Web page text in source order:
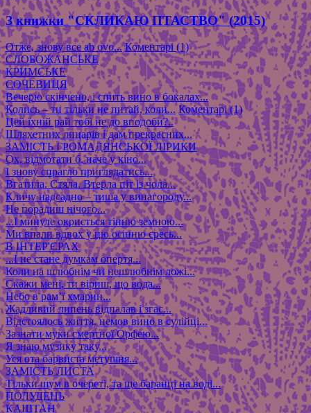
З книжки "СКЛИКАЮ ПТАСТВО" (2015)
Отже, знову все ab ovo... Коментарі (1)
СЛОБОЖАНСЬКЕ
КРИМСЬКЕ
СОЧЕВИЦЯ
Вечерю скінчено, і спить вино в бокалах...
Колись – ти тільки не питай, коли... Коментарі (1)
Цей їхній рай тобі не до вподоби?..
Шляхетних лицарів і дам прекрасних...
ЗАМІСТЬ ГРОМАДЯНСЬКОЇ ЛІРИКИ
Ох, відмотати б, наче у кіно...
І знову спрагло приглядатись...
Вгатила. Стяла. Втерла піт із чола...
Кличу надсадно – тиша у винагороду...
Не порадиш нічого...
...І минуле окриється тінню земною...
Ми впали вдвох у цю осінню єресь...
В ІНТЕР'ЄРАХ
...І не стане думкам опертя...
Коли на шлюбнім чи нешлюбнім ложі...
Скажи мені, ти віриш, що вода...
Небо в рам’ї хмарин...
Жадливий липень відпалав і згас...
Відстоялось життя, немов вино в сулійці...
Зазнати муки смертної Орфею...
Я знаю музику таку...
Уся ота барвиста метушня...
ЗАМІСТЬ ЛИСТА
Тільки шум в очереті, та ще баранці на воді...
ПОЛУДЕНЬ
КАШТАН